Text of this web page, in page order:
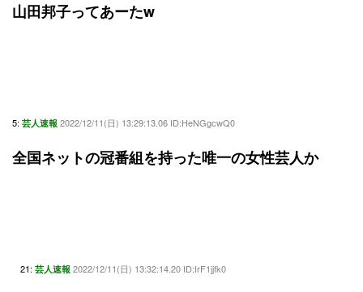
山田邦子ってあーたw
5: 芸人速報 2022/12/11(日) 13:29:13.06 ID:HeNGgcwQ0
全国ネットの冠番組を持った唯一の女性芸人か
21: 芸人速報 2022/12/11(日) 13:32:14.20 ID:IrF1jjfk0